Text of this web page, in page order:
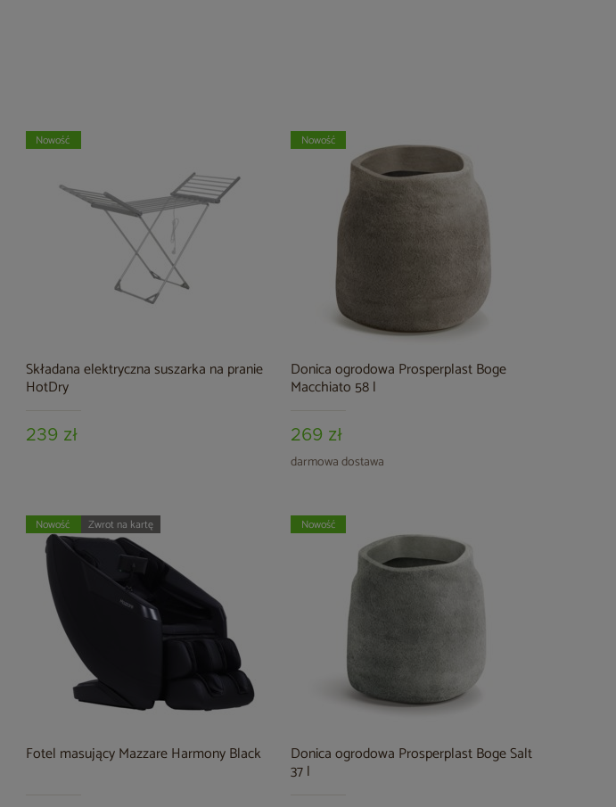
Składana elektryczna suszarka na pranie
HotDry
239 zł
Nowość
Donica ogrodowa Prosperplast Boge
Macchiato 58 l
269 zł
darmowa dostawa
Nowość
Fotel masujący Mazzare Harmony Black
Nowość Zwrot na kartę
Donica ogrodowa Prosperplast Boge Salt
37 l
Nowość